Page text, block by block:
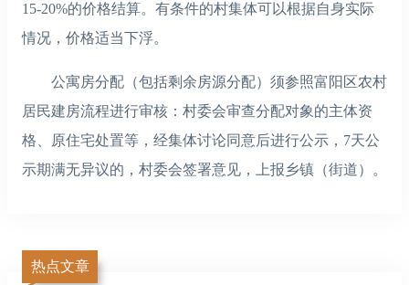
15-20%的价格结算。有条件的村集体可以根据自身实际
情况，价格适当下浮。
公寓房分配（包括剩余房源分配）须参照富阳区农村
居民建房流程进行审核：村委会审查分配对象的主体资
格、原住宅处置等，经集体讨论同意后进行公示，7天公
示期满无异议的，村委会签署意见，上报乡镇（街道）。
热点文章